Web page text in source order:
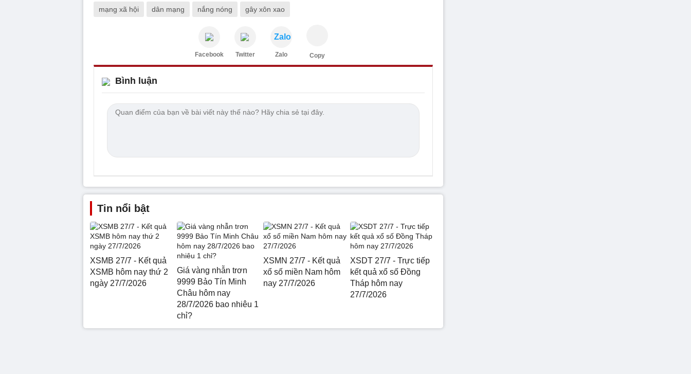
mạng xã hội dân mạng nắng nóng gây xôn xao
Facebook Twitter
Zalo
Zalo Copy
Bình luận
Tin nổi bật
XSMB 27/7 - Kết quả
XSMB hôm nay thứ 2
ngày 27/7/2026
Giá vàng nhẫn trơn
9999 Bảo Tín Minh
Châu hôm nay
28/7/2026 bao nhiêu 1
chỉ?
XSMN 27/7 - Kết quả
xổ số miền Nam hôm
nay 27/7/2026
XSDT 27/7 - Trực tiếp
kết quả xổ số Đồng
Tháp hôm nay
27/7/2026